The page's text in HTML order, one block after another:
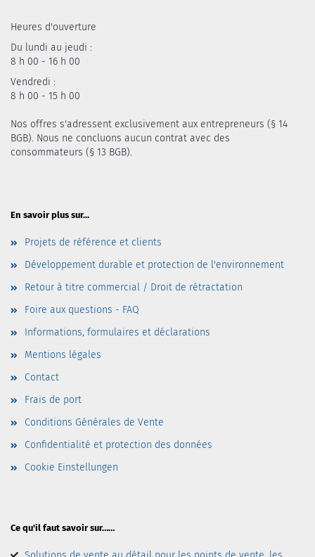
Heures d'ouverture
Du lundi au jeudi :
8 h 00 - 16 h 00
Vendredi :
8 h 00 - 15 h 00
Nos offres s'adressent exclusivement aux entrepreneurs (§ 14
BGB). Nous ne concluons aucun contrat avec des
consommateurs (§ 13 BGB).
En savoir plus sur...
Projets de référence et clients
Développement durable et protection de l'environnement
Retour à titre commercial / Droit de rétractation
Foire aux questions - FAQ
Informations, formulaires et déclarations
Mentions légales
Contact
Frais de port
Conditions Générales de Vente
Confidentialité et protection des données
Cookie Einstellungen
Ce qu'il faut savoir sur……